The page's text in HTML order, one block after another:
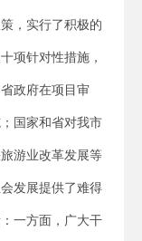
，实行了积极的
项针对性措施，
政府在项目审
国家和省对我市
游业改革发展等
发展提供了难得
一方面，广大干